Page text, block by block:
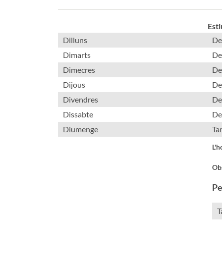
Dilluns
Dimarts
Dimecres
Dijous
Divendres
Dissabte
Diumenge